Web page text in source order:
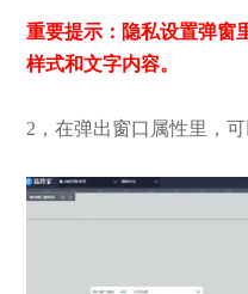
重要提示：隐私设置弹窗
样式和文字内容。
2，在弹出窗口属性里，